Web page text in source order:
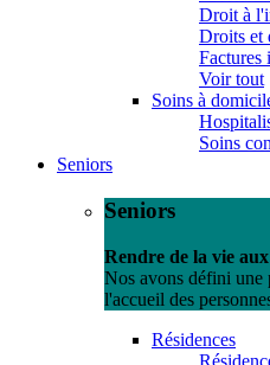
Droit à
Droits et
Factures
Voir tout
Soins à
Soins
Seniors
Seniors
Rendre de la vie aux
Nos avons défini une
l'accueil des
Résidences